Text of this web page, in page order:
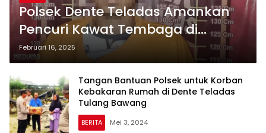
Polsek Dente Teladas Amankan
Pencuri Kawat Tembaga di
Gudang PT CPB, Kerugian Capai
Rp12,5 Juta
Februari 16, 2025
Tangan Bantuan Polsek untuk Korban
Kebakaran Rumah di Dente Teladas
Tulang Bawang
BERITA Mei 3, 2024